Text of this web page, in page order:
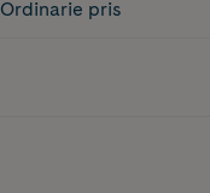
Ordinarie pris